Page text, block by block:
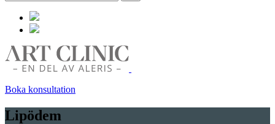
Boka konsultation
Lipödem